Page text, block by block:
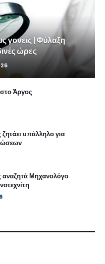
γονείς | Φύλαξη
ώρες
στο Άργος
υπάλληλο για
αναζητά Μηχανολόγο